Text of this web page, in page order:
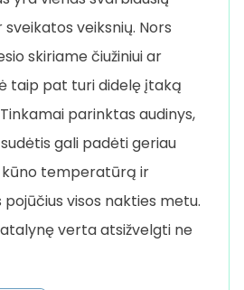
veiksnių. Nors
skiriame čiužiniui ar
taip pat turi didelę įtaką
parinktas audinys,
gali padėti geriau
kūno temperatūrą ir
visos nakties metu.
verta atsižvelgti ne